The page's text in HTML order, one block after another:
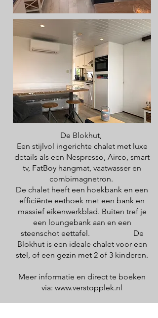
De Blokhut,
Een stijlvol ingerichte chalet met luxe
details als een Nespresso, Airco, smart
tv, FatBoy hangmat, vaatwasser en
combimagnetron.
De chalet heeft een hoekbank en een
efficiënte eethoek met een bank en
massief eikenwerkblad. Buiten tref je
een loungebank aan en een
steenschot eettafel. De
Blokhut is een ideale chalet voor een
stel, of een gezin met 2 of 3 kinderen.
Meer informatie en direct te boeken
via: www.verstopplek.nl